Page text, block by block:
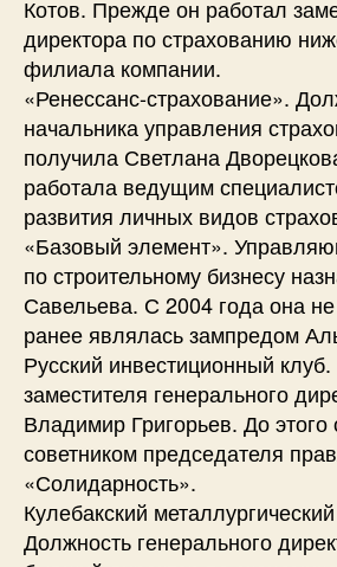
Котов. Прежде он работал
директора по страхованию
филиала компании.
«Ренессанс-страхование».
начальника управления
получила Светлана
работала ведущим
развития личных видов
«Базовый элемент».
по строительному бизнесу
Савельева. С 2004 года она
ранее являлась зампредом
Русский инвестиционный
заместителя генерального
Владимир Григорьев. До
советником председателя
«Солидарность».
Кулебакский
Должность генерального